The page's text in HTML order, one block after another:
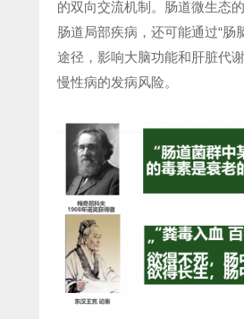
的双向交流机制。肠道微生态
肠道局部疾病，还可能通过“肠
途径，影响大脑功能和肝脏代
慢性病的发病风险。